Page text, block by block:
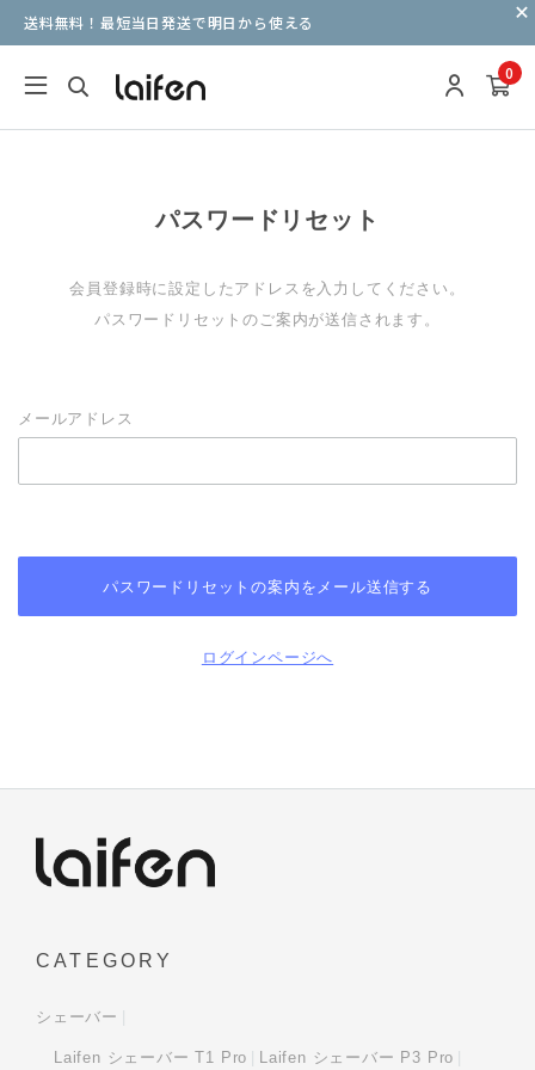
送料無料！最短当日発送で明日から使える
0
パスワードリセット
会員登録時に設定したアドレスを入力してください。
パスワードリセットのご案内が送信されます。
メールアドレス
ログインページへ
CATEGORY
シェーバー
Laifen シェーバー T1 Pro Laifen シェーバー P3 Pro